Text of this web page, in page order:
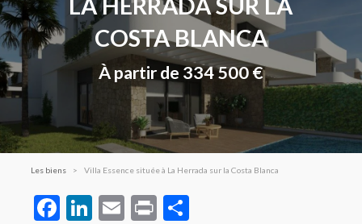
LA HERRADA SUR LA
COSTA BLANCA
À partir de 334 500 €
Les biens Villa Essence située à La Herrada sur la Costa Blanca
Facebook
LinkedIn
Email
Print